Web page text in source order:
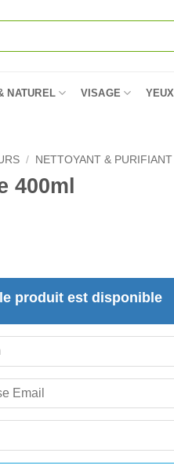
NATUREL VISAGE YEUX
/ NETTOYANT & PURIFIANT
400ml
produit est disponible